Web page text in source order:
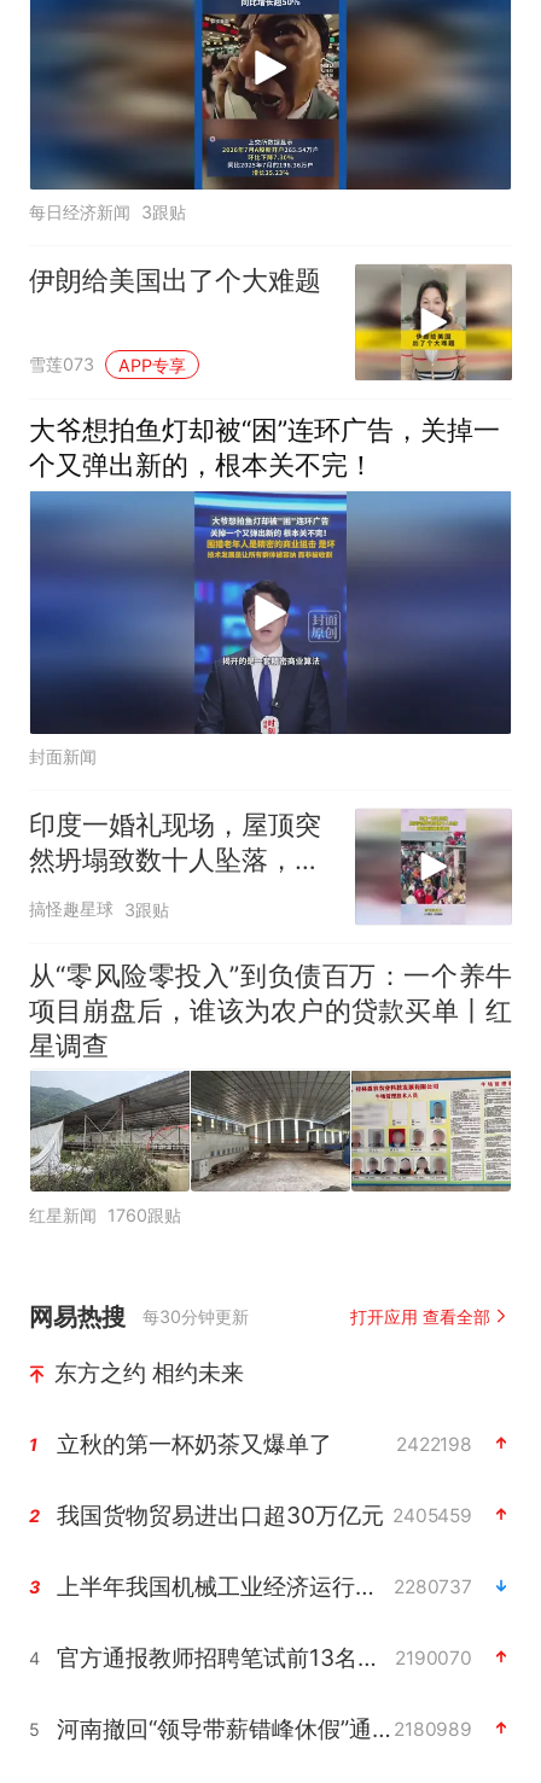
每日经济新闻 3跟贴
伊朗给美国出了个大难题
雪莲073 APP专享
大爷想拍鱼灯却被“困”连环广告，关掉一
个又弹出新的，根本关不完！
封面新闻
印度一婚礼现场，屋顶突
然坍塌致数十人坠落，事
发瞬间画面曝光
搞怪趣星球 3跟贴
从“零风险零投入”到负债百万：一个养牛
项目崩盘后，谁该为农户的贷款买单丨红
星调查
红星新闻 1760跟贴
网易热搜 每30分钟更新 打开应用 查看全部
东方之约 相约未来
1 立秋的第一杯奶茶又爆单了 2422198
2 我国货物贸易进出口超30万亿元 2405459
3 上半年我国机械工业经济运行稳中有进 2280737
4 官方通报教师招聘笔试前13名被淘汰 2190070
5 河南撤回“领导带薪错峰休假”通知 2180989